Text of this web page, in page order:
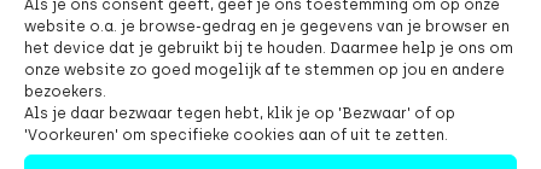
Als je ons consent geeft, geef je ons toestemming om op onze
website o.a. je browse-gedrag en je gegevens van je browser en
het device dat je gebruikt bij te houden. Daarmee help je ons om
onze website zo goed mogelijk af te stemmen op jou en andere
bezoekers.
Als je daar bezwaar tegen hebt, klik je op 'Bezwaar' of op
'Voorkeuren' om specifieke cookies aan of uit te zetten.